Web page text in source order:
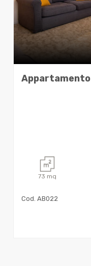
Appartamento
73 mq
Cod. AB022